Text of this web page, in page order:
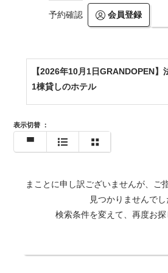
予約確認 会員登録
https://horyuji-hotel.com/
【2026年10月1日GRANDOPEN】
1棟貸しのホテル
表示切替 ：
まことに申し訳ございませんが、ご
見つかりませんでし
検索条件を変えて、再度お探